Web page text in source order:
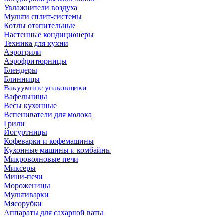
Увлажнители воздуха
Мульти сплит-системы
Котлы отопительные
Настенные кондиционеры
Техника для кухни
Аэрогрили
Аэрофритюрницы
Блендеры
Блинницы
Вакуумные упаковщики
Вафельницы
Весы кухонные
Вспениватели для молока
Грили
Йогуртницы
Кофеварки и кофемашины
Кухонные машины и комбайны
Микроволновые печи
Миксеры
Мини-печи
Мороженицы
Мультиварки
Мясорубки
Аппараты для сахарной ваты